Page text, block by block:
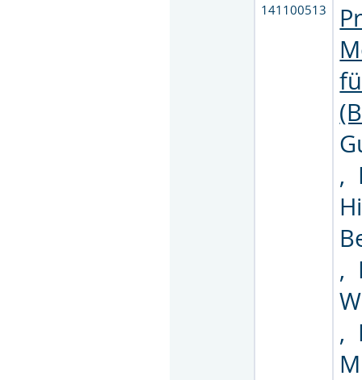
141100513
,
,
,